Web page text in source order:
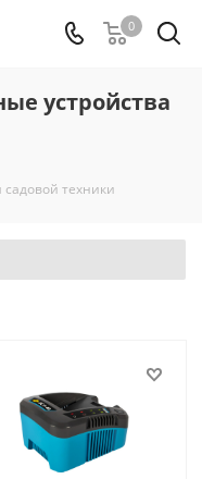
0
устройства
садовой техники